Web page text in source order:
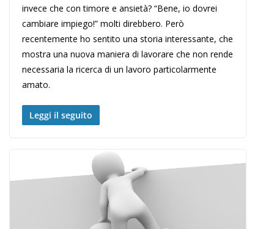
invece che con timore e ansietà? “Bene, io dovrei
cambiare impiego!” molti direbbero. Però
recentemente ho sentito una storia interessante, che
mostra una nuova maniera di lavorare che non rende
necessaria la ricerca di un lavoro particolarmente
amato.
Leggi il seguito